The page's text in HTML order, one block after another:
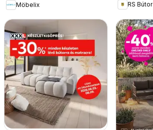
Möbelix
RS Bútor